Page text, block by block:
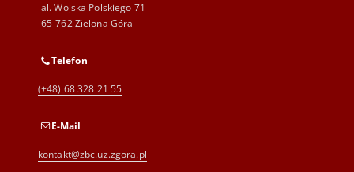
al. Wojska Polskiego 71
65-762 Zielona Góra
Telefon
(+48) 68 328 21 55
E-Mail
kontakt@zbc.uz.zgora.pl